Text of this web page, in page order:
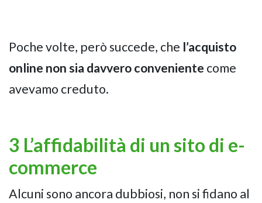
Poche volte, però succede, che l’acquisto
online non sia davvero conveniente come
avevamo creduto.
3 L’affidabilità di un sito di e-
commerce
Alcuni sono ancora dubbiosi, non si fidano al